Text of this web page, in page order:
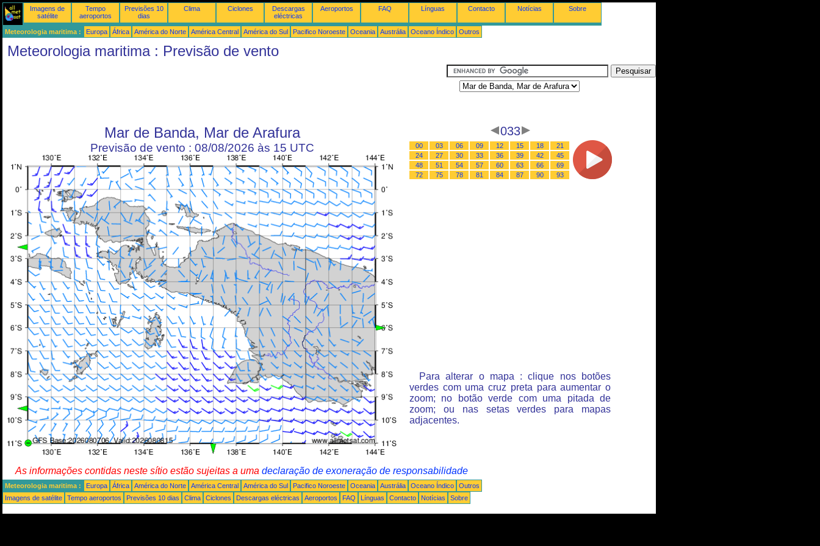
Imagens de
satélite
Tempo
aeroportos
Previsões 10
dias
Clima Ciclones
Descargas
eléctricas
Aeroportos FAQ Línguas Contacto Notícias Sobre
Meteorologia maritima : Europa África América do Norte América Central América do Sul Pacifico Noroeste Oceania Austrália Oceano Índico Outros
Meteorologia maritima : Previsão de vento
Mar de Banda, Mar de Arafura
Previsão de vento : 08/08/2026 às 15 UTC
033
00 03 06 09 12 15 18
21
24
27 30 33 36 39 42
45
48
51 54 57 60 63 66
69
72
75 78 81 84 87 90 93
Para alterar o mapa : clique nos botões
verdes com uma cruz preta para aumentar o
zoom; no botão verde com uma pitada de
zoom; ou nas setas verdes para mapas
adjacentes.
As informações contidas neste sítio estão sujeitas a uma declaração de exoneração de responsabilidade
Meteorologia maritima : Europa África América do Norte América Central América do Sul Pacifico Noroeste Oceania Austrália Oceano Índico
Outros
Imagens de satélite
Tempo aeroportos Previsões 10 dias Clima Ciclones Descargas eléctricas Aeroportos FAQ Línguas Contacto Notícias Sobre